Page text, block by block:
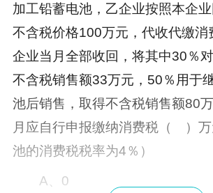
加工铅蓄电池，乙企业按照本企
不含税价格100万元，代收代缴消
企业当月全部收回，将其中30％
不含税销售额33万元，50％用于
池后销售，取得不含税销售额80
月应自行申报缴纳消费税（ ）
池的消费税税率为4％）
A、0